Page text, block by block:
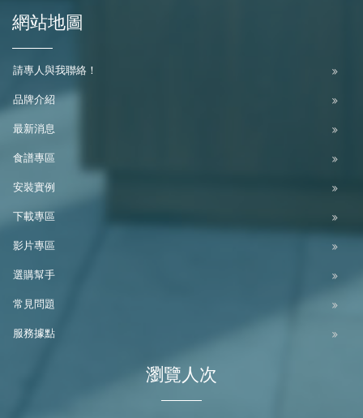
網站地圖
請專人與我聯絡！
品牌介紹
最新消息
食譜專區
安裝實例
下載專區
影片專區
選購幫手
常見問題
服務據點
瀏覽人次